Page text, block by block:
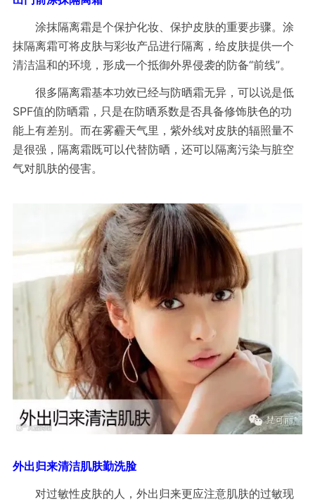
涂抹隔离霜是个保护化妆、保护皮肤的重要步骤。涂
抹隔离霜可将皮肤与彩妆产品进行隔离，给皮肤提供一个
清洁温和的环境，形成一个抵御外界侵袭的防备“前线”。
很多隔离霜基本功效已经与防晒霜无异，可以说是低
SPF值的防晒霜 ，只是在防晒系数是否具备修饰肤色的功
能上有差别。而在雾霾天气里，紫外线对皮肤的辐照量不
是很强，隔离霜既可以代替防晒，还可以隔离污染与脏空
气对肌肤的侵害。
外出归来清洁肌肤勤洗脸
对过敏性皮肤的人，外出归来更应注意肌肤的过敏现